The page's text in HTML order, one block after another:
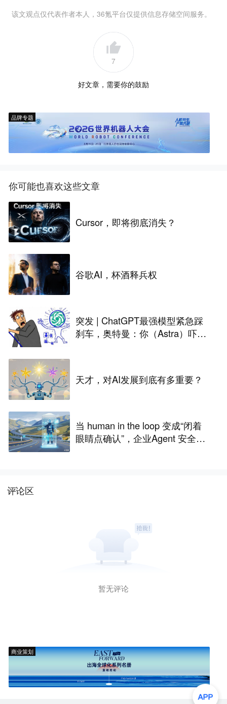
该文观点仅代表作者本人，36氪平台仅提供信息存储空间服务。
7
好文章，需要你的鼓励
品牌专题
你可能也喜欢这些文章
Cursor，即将彻底消失？
谷歌AI，杯酒释兵权
突发 | ChatGPT最强模型紧急踩
刹车，奥特曼：你（Astra）吓到
天才，对AI发展到底有多重要？
当 human in the loop 变成“闭着
眼睛点确认”，企业Agent 安全还
评论区
暂无评论
商业策划